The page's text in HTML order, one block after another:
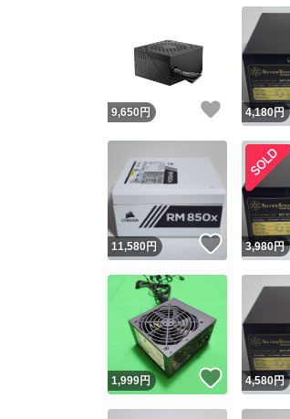
9,650 円 いいね！
4,180円
11,580円 いいね！
3,980円
1,999円 いいね！
4,580円